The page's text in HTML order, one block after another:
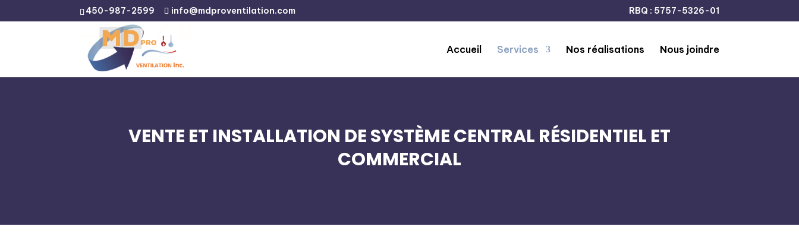
450-987-2599 info@mdproventilation.com RBQ : 5757-5326-01
Accueil Services Nos réalisations Nous joindre
VENTE ET INSTALLATION DE SYSTÈME CENTRAL RÉSIDENTIEL ET
COMMERCIAL